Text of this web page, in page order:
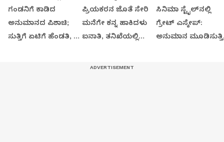
ಗಂಡನಿಗೆ ಕಾಡಿದ
ಅನುಮಾನದ ಪಿಶಾಚಿ;
ಸುತ್ತಿಗೆ ಏಟಿಗೆ ಹೆಂಡತಿ, 7
ಪ್ರಿಯಕರನ ಜೊತೆ ಸೇರಿ
ಮನೆಗೇ ಕನ್ನ ಹಾಕಿದಳು
ಐನಾತಿ, ತನಿಖೆಯಲ್ಲಿ
ಸಿನಿಮಾ ಸ್ಟೈಲ್​ನಲ್ಲಿ
ಗ್ರೇಟ್​​ ಎಸ್ಕೇಪ್:
ಅನುಮಾನ